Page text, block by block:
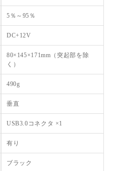
5％～95％
DC+12V
80×145×171mm（突起部を除
く）
490g
垂直
USB3.0コネクタ ×1
有り
ブラック